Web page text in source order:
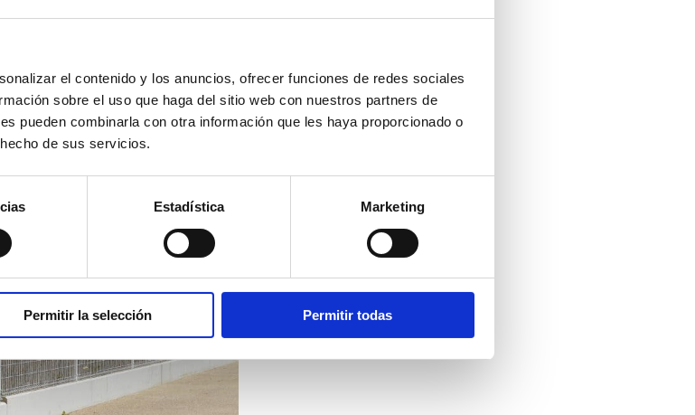
el contenido y los anuncios, ofrecer funciones de redes sociales
sobre el uso que haga del sitio web con nuestros partners de
pueden combinarla con otra información que les haya proporcionado o
de sus servicios.
Estadística Marketing
Permitir la selección Permitir todas
ejes reducida a fin de poder
corredero, seguir permitiendo
seleccionado es un blanco en
color son muy amplias.